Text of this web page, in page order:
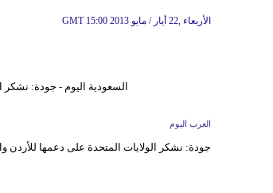
GMT 15:00 2013 الأربعاء ,22 أيار / مايو
العرب اليوم
جودة: نشكر الولايات المتحدة على دعمها للأردن